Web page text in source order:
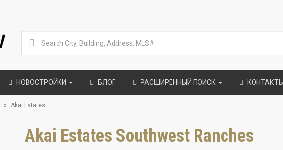
НОВОСТРОЙКИ БЛОГ РАСШИРЕННЫЙ ПОИСК КОНТАКТЫ
Akai Estates
Akai Estates Southwest Ranches